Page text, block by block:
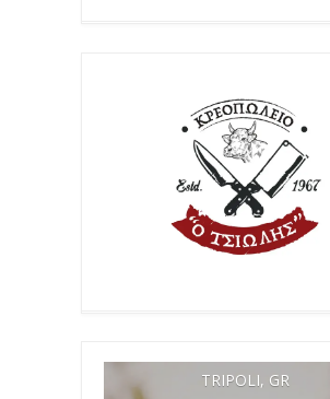
TRIPOLI, GR